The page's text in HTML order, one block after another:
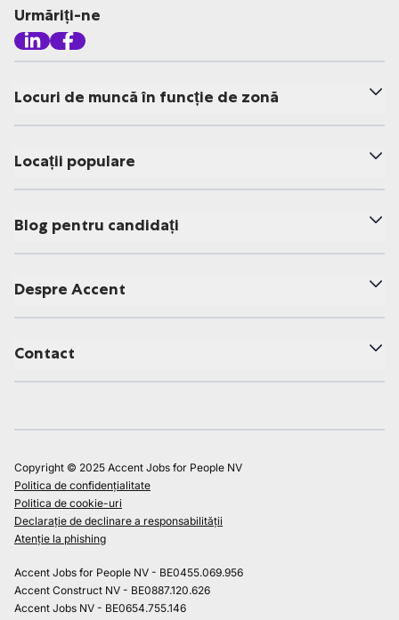
Urmăriți-ne
Locuri de muncă în funcție de zonă
Locații populare
Blog pentru candidați
Despre Accent
Contact
Copyright © 2025 Accent Jobs for People NV
Politica de confidențialitate
Politica de cookie-uri
Declarație de declinare a responsabilității
Atenție la phishing
Accent Jobs for People NV - BE0455.069.956
Accent Construct NV - BE0887.120.626
Accent Jobs NV - BE0654.755.146